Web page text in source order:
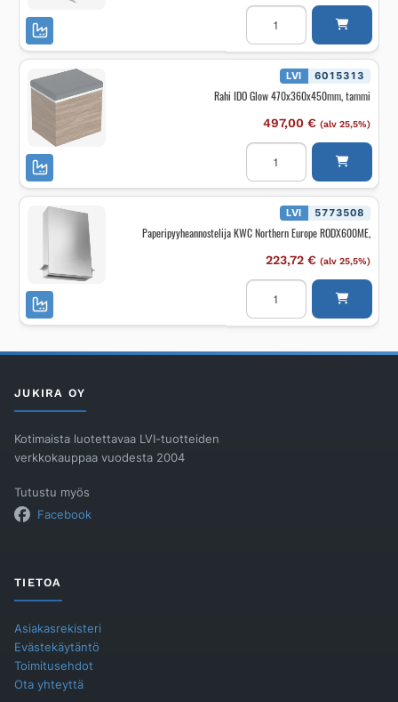
Wc-
varapaperiteline
Kromattu
määrä
LVI 6015313
Rahi IDO Glow 470x360x450mm, tammi
497,00 € (alv 25,5%)
Rahi
470x360x450mm,
tammi
määrä LVI 5773508
Paperipyyheannostelija KWC Northern Europe RODX600ME,
223,72 € (alv 25,5%)
Paperipyyheannostelija
Europe
JUKIRA OY
Kotimaista luotettavaa LVI-tuotteiden
verkkokauppaa vuodesta 2004
Tutustu myös
Facebook
TIETOA
Asiakasrekisteri
Evästekäytäntö
Toimitusehdot
Ota yhteyttä